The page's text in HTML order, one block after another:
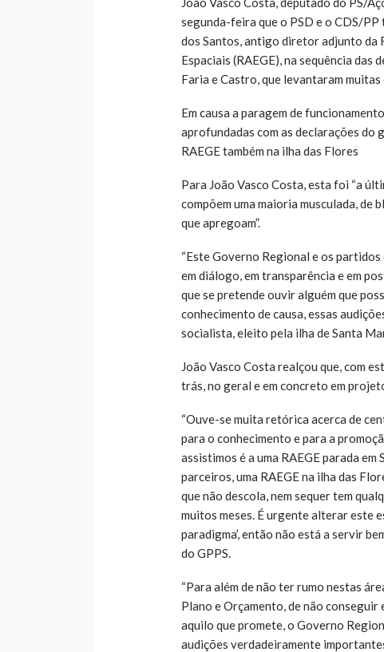
segunda-feira que o PSD e o CDS/
dos Santos, antigo diretor adjunto da
Espaciais (RAEGE), na sequência
Faria e Castro, que levantaram
Em causa a paragem de
aprofundadas com as declarações do
RAEGE também na ilha das Flores
Para João Vasco Costa, esta foi “a
compõem uma maioria musculada,
que apregoam”.
“Este Governo Regional e os
em diálogo, em transparência e em
que se pretende ouvir alguém que
conhecimento de causa, essas
socialista, eleito pela ilha de Santa
João Vasco Costa realçou que, com
trás, no geral e em concreto em
“Ouve-se muita retórica acerca de
para o conhecimento e para a
assistimos é a uma RAEGE parada
parceiros, uma RAEGE na ilha das
que não descola, nem sequer tem
muitos meses. É urgente alterar este
paradigma’, então não está a servir
do GPPS.
“Para além de não ter rumo nestas
Plano e Orçamento, de não
aquilo que promete, o Governo
audições verdadeiramente